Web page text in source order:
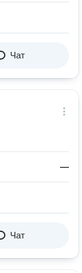
Чат
—
Чат